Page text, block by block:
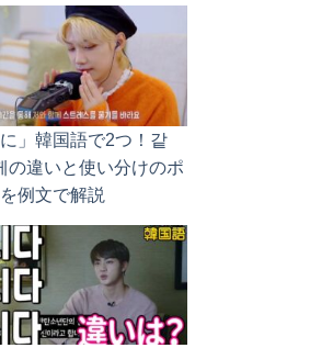
に」韓国語で2つ！같
の違いと使い分けのポ
例文で解説